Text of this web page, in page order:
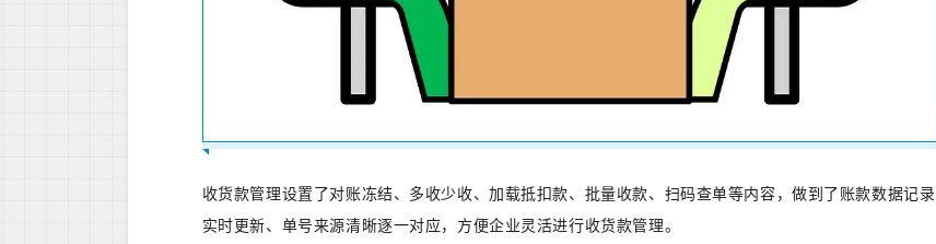
收货款管理设置了对账冻结、多收少收、加载抵扣款、批量收款、扫码查单等内容，做到了账款数据记录
实时更新、单号来源清晰逐一对应，方便企业灵活进行收货款管理。